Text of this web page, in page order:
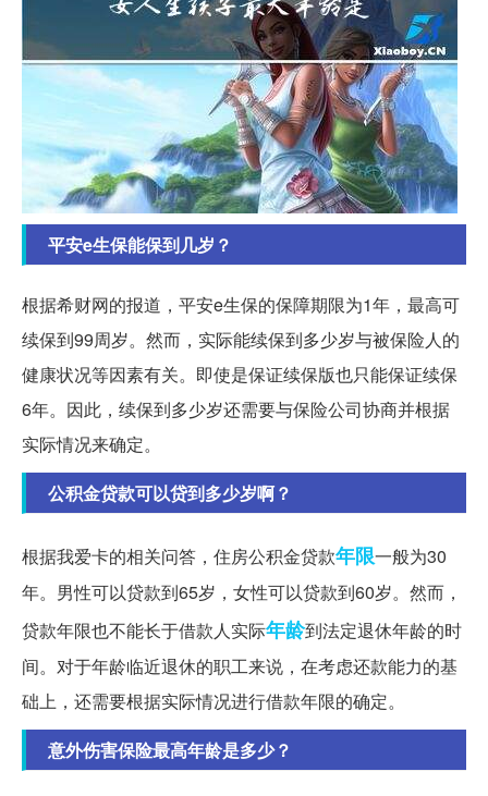
平安e生保能保到几岁？
根据希财网的报道，平安e生保的保障期限为1年，最高可
续保到99周岁。然而，实际能续保到多少岁与被保险人的
健康状况等因素有关。即使是保证续保版也只能保证续保
6年。因此，续保到多少岁还需要与保险公司协商并根据
实际情况来确定。
公积金贷款可以贷到多少岁啊？
根据我爱卡的相关问答，住房公积金贷款年限一般为30
年。男性可以贷款到65岁，女性可以贷款到60岁。然而，
贷款年限也不能长于借款人实际年龄到法定退休年龄的时
间。对于年龄临近退休的职工来说，在考虑还款能力的基
础上，还需要根据实际情况进行借款年限的确定。
意外伤害保险最高年龄是多少？